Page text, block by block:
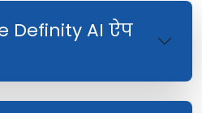
Definity AI ऐप